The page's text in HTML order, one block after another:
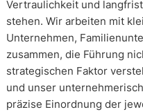
Vertraulichkeit und
stehen. Wir arbeiten mit
Unternehmen,
zusammen, die Führung
strategischen Faktor
und unser
präzise Einordnung der